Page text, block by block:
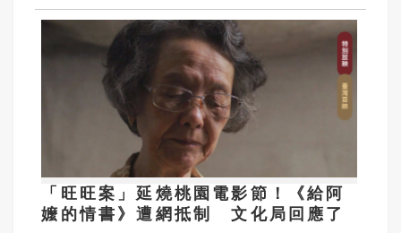
「旺旺案」延燒桃園電影節！《給阿
嬤的情書》遭網抵制 文化局回應了